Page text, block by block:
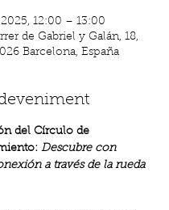
12:00 – 13:00
de Gabriel y Galán, 18,
Barcelona, España
del Círculo de
Descubre con
a través de la rueda